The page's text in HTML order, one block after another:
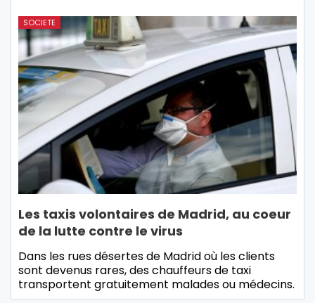
SOCIETE
Les taxis volontaires de Madrid, au coeur
de la lutte contre le virus
Dans les rues désertes de Madrid où les clients
sont devenus rares, des chauffeurs de taxi
transportent gratuitement malades ou médecins.